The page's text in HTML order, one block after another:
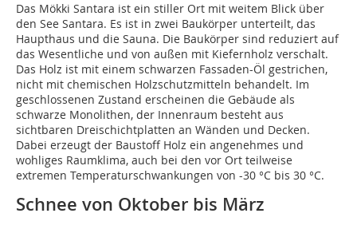
Das Mökki Santara ist ein stiller Ort mit weitem Blick über
den See Santara. Es ist in zwei Baukörper unterteilt, das
Haupthaus und die Sauna. Die Baukörper sind reduziert auf
das Wesentliche und von außen mit Kiefernholz verschalt.
Das Holz ist mit einem schwarzen Fassaden-Öl gestrichen,
nicht mit chemischen Holzschutzmitteln behandelt. Im
geschlossenen Zustand erscheinen die Gebäude als
schwarze Mono­lithen, der Innenraum besteht aus
sichtbaren Dreischichtplatten an Wänden und Decken.
Dabei erzeugt der Baustoff Holz ein angenehmes und
wohliges Raumklima, auch bei den vor Ort teilweise
extremen Temperaturschwankungen von -30 °C bis 30 °C.
Schnee von Oktober bis März